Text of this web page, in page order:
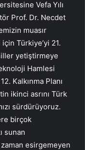
Vefa Yılı
Prof. Dr. Necdet
muasır
Türkiye’yi 21.
yetiştirmeye
Hamlesi
Kalkınma Planı
ikinci asrını Türk
sürdürüyoruz.
birçok
sunan
esirgemeyen